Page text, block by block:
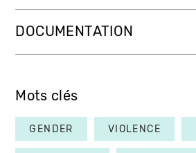
DOCUMENTATION
Mots clés
GENDER VIOLENCE